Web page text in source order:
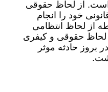
از لحاظ حقوقی
خود را انجام
از لحاظ انتظامی
لحاظ حقوقی و کیفری
بروز حادثه موثر